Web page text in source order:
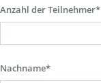
Anzahl der Teilnehmer*
Nachname*